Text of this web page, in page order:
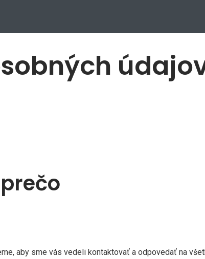
aby sme vás vedeli kontaktovať a odpovedať na